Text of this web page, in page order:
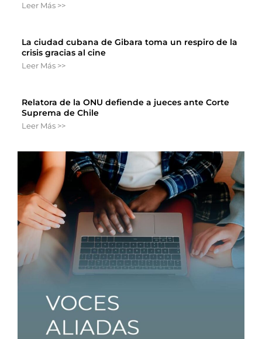
Leer Más >>
La ciudad cubana de Gibara toma un respiro de la
crisis gracias al cine
Leer Más >>
Relatora de la ONU defiende a jueces ante Corte
Suprema de Chile
Leer Más >>